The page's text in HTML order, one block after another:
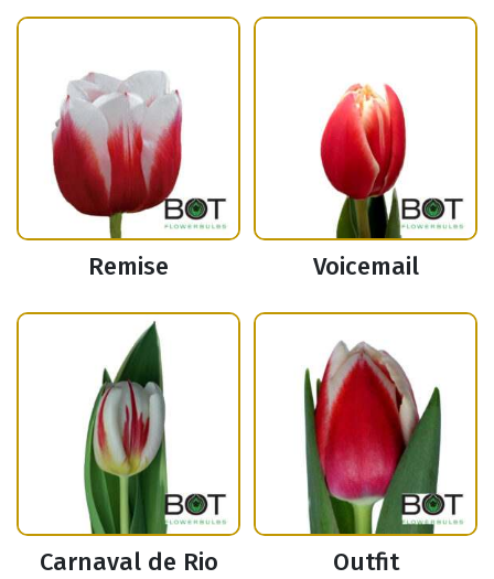
Remise Voicemail
Carnaval de Rio Outfit